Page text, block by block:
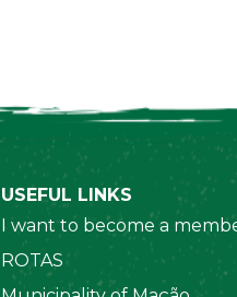
USEFUL LINKS
I want to become a
ROTAS